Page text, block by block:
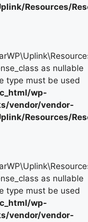
Resources/
as nullable
type must be used
wp-
vendor/vendor-
Resources/
as nullable
type must be used
wp-
vendor/vendor-